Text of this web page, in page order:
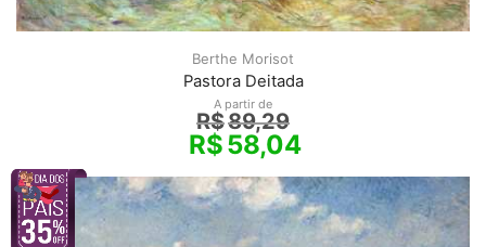
Berthe Morisot
Pastora Deitada
A partir de
R$89,29
R$58,04